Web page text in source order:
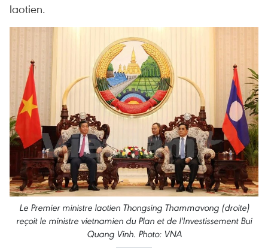
laotien.
Le Premier ministre laotien Thongsing Thammavong (droite)
reçoit le ministre vietnamien du Plan et de l'Investissement Bui
Quang Vinh. Photo: VNA